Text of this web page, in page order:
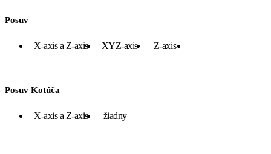
Posuv
X-axis a Z-axis XYZ-axis Z-axis
Posuv Kotúča
X-axis a Z-axis žiadny